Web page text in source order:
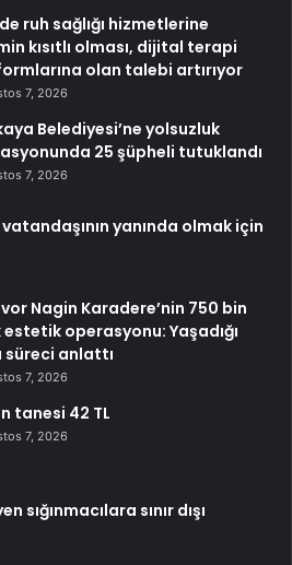
ruh sağlığı hizmetlerine
kısıtlı olması, dijital terapi
olan talebi artırıyor
7, 2026
Belediyesi’ne yolsuzluk
25 şüpheli tutuklandı
7, 2026
yanında olmak için
Nagin Karadere’nin 750 bin
estetik operasyonu: Yaşadığı
süreci anlattı
7, 2026
tanesi 42 TL
7, 2026
sığınmacılara sınır dışı